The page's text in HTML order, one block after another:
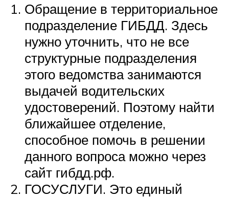
Обращение в территориальное
подразделение ГИБДД. Здесь
нужно уточнить, что не все
структурные подразделения
этого ведомства занимаются
выдачей водительских
удостоверений. Поэтому найти
ближайшее отделение,
способное помочь в решении
данного вопроса можно через
сайт гибдд.рф.
ГОСУСЛУГИ. Это единый